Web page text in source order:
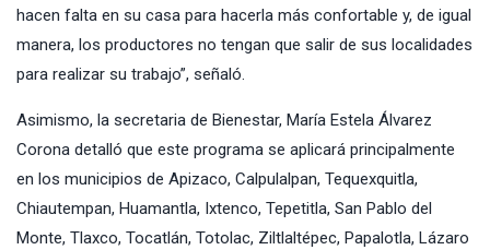
hacen falta en su casa para hacerla más confortable y, de igual
manera, los productores no tengan que salir de sus localidades
para realizar su trabajo”, señaló.
Asimismo, la secretaria de Bienestar, María Estela Álvarez
Corona detalló que este programa se aplicará principalmente
en los municipios de Apizaco, Calpulalpan, Tequexquitla,
Chiautempan, Huamantla, Ixtenco, Tepetitla, San Pablo del
Monte, Tlaxco, Tocatlán, Totolac, Ziltlaltépec, Papalotla, Lázaro